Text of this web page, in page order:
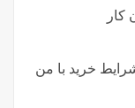
کار
خرید با من